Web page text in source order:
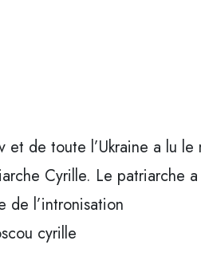
de toute l’Ukraine a lu le
Cyrille. Le patriarche